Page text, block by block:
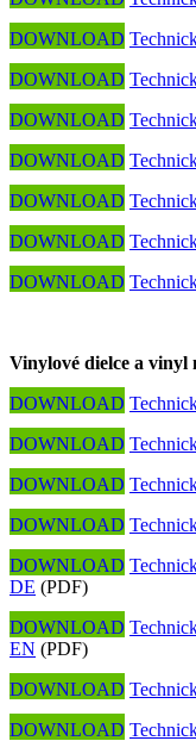
DOWNLOAD
DOWNLOAD
DOWNLOAD
DOWNLOAD
DOWNLOAD
DOWNLOAD
DOWNLOAD
Vinylové dielce a vinyl
DOWNLOAD
DOWNLOAD
DOWNLOAD
DOWNLOAD
DOWNLOAD
DE (PDF)
DOWNLOAD
EN (PDF)
DOWNLOAD
DOWNLOAD